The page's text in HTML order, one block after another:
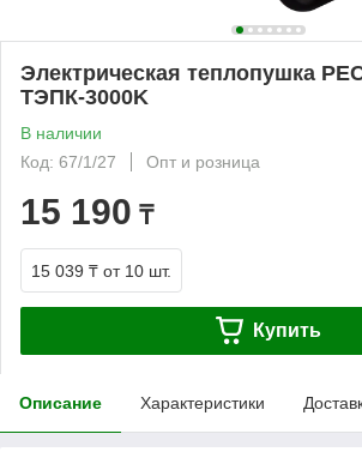
Электрическая теплопушка
ТЭПК-3000K
В наличии
Код: 67/1/27
Опт и розница
15 190 ₸
15 039 ₸ от 10 шт.
Купить
Описание Характеристики